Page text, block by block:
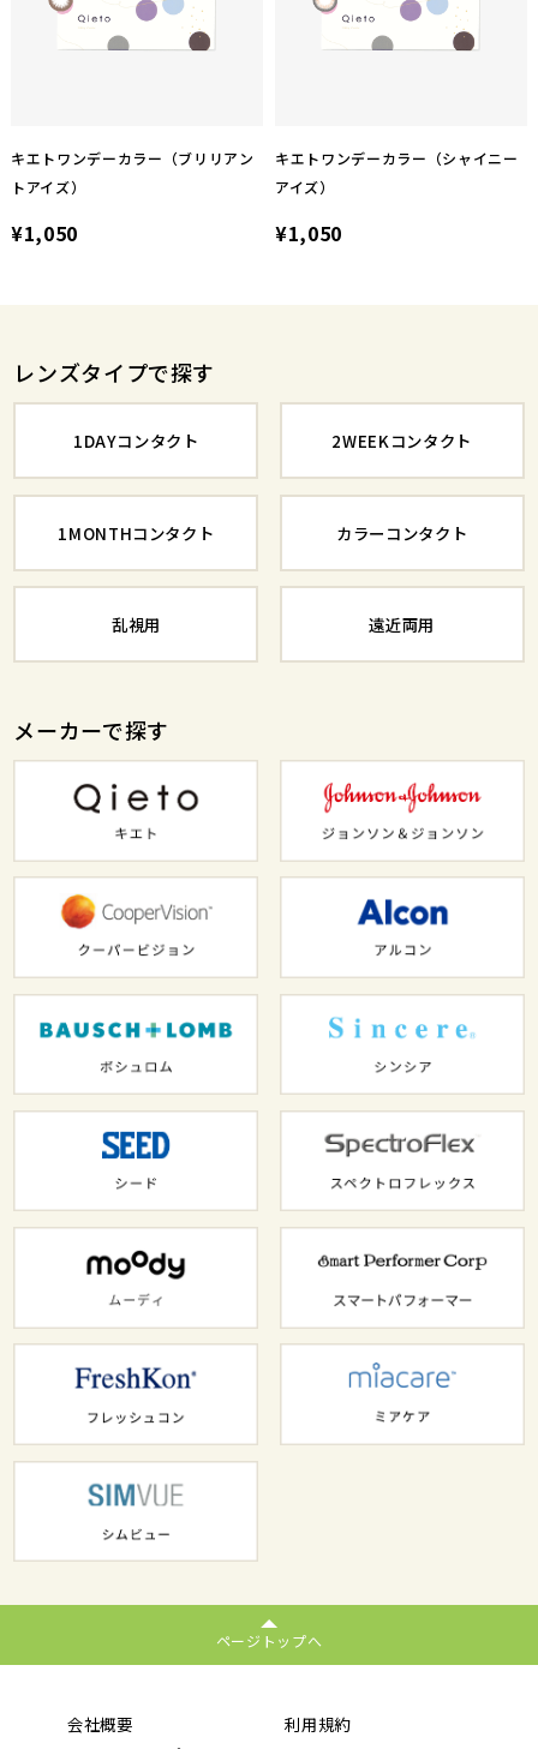
キエトワンデーカラー（ブリリアン
トアイズ）
¥1,050
キエトワンデーカラー（シャイニー
アイズ）
¥1,050
レンズタイプで探す
1DAYコンタクト 2WEEKコンタクト
1MONTHコンタクト カラーコンタクト
乱視用 遠近両用
メーカーで探す
ページトップへ
会社概要
利用規約